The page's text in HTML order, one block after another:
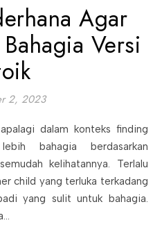
Agar
Versi
2, 2023
bahagia berdasarkan
kelihatannya. Terlalu
child yang terluka terkadang
yang sulit untuk bahagia.